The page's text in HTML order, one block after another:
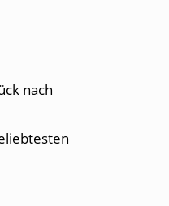
nach